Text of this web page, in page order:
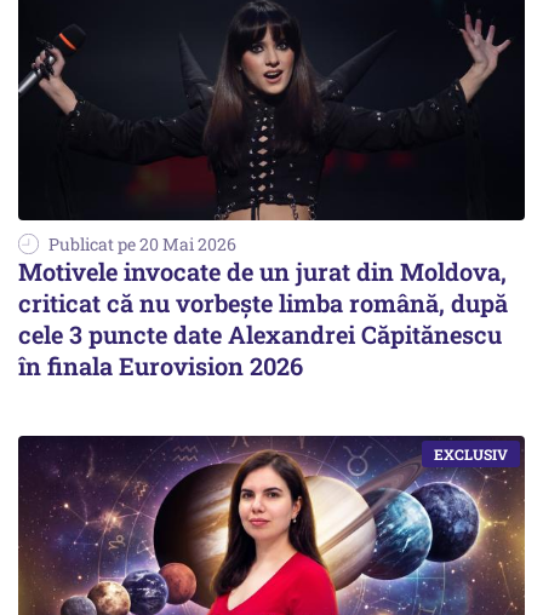
Publicat pe 20 Mai 2026
Motivele invocate de un jurat din Moldova,
criticat că nu vorbește limba română, după
cele 3 puncte date Alexandrei Căpitănescu
în finala Eurovision 2026